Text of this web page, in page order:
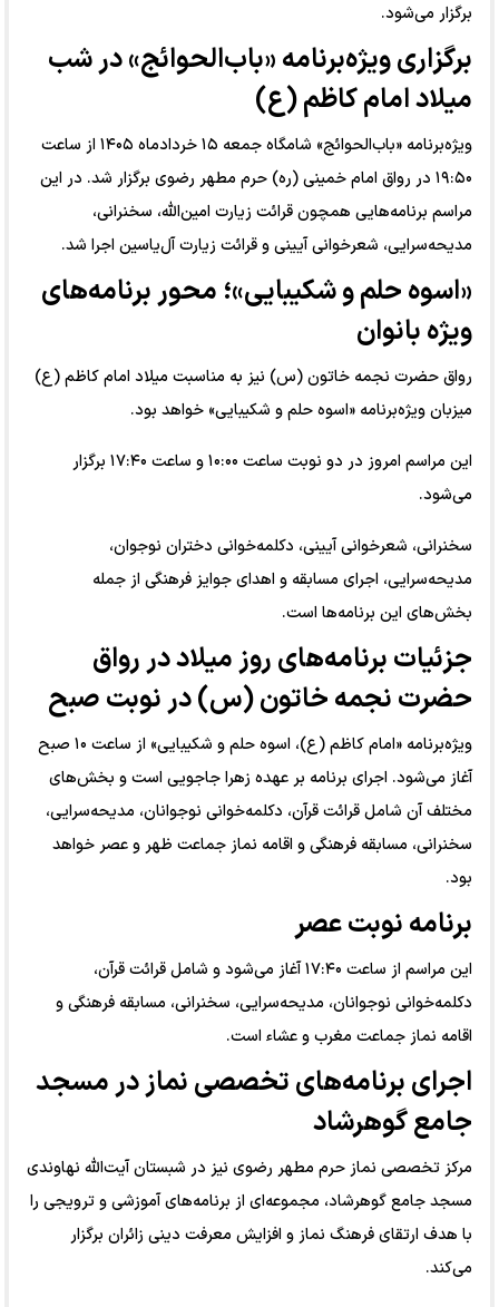
برگزار می‌شود.
برگزاری ویژه‌برنامه «باب‌الحوائج» در شب
میلاد امام کاظم (ع)
ویژه‌برنامه «باب‌الحوائج» شامگاه جمعه ۱۵ خردادماه ۱۴۰۵ از ساعت
۱۹:۵۰ در رواق امام خمینی (ره) حرم مطهر رضوی برگزار شد. در این
مراسم برنامه‌هایی همچون قرائت زیارت امین‌الله، سخنرانی،
مدیحه‌سرایی، شعرخوانی آیینی و قرائت زیارت آل‌یاسین اجرا شد.
«اسوه حلم و شکیبایی»؛ محور برنامه‌های
ویژه بانوان
رواق حضرت نجمه خاتون (س) نیز به مناسبت میلاد امام کاظم (ع)
میزبان ویژه‌برنامه «اسوه حلم و شکیبایی» خواهد بود.
این مراسم امروز در دو نوبت ساعت ۱۰:۰۰ و ساعت ۱۷:۴۰ برگزار
می‌شود.
سخنرانی، شعرخوانی آیینی، دکلمه‌خوانی دختران نوجوان،
مدیحه‌سرایی، اجرای مسابقه و اهدای جوایز فرهنگی از جمله
بخش‌های این برنامه‌ها است.
جزئیات برنامه‌های روز میلاد در رواق
حضرت نجمه خاتون (س) در نوبت صبح
ویژه‌برنامه «امام کاظم (ع)، اسوه حلم و شکیبایی» از ساعت ۱۰ صبح
آغاز می‌شود. اجرای برنامه بر عهده زهرا جاجویی است و بخش‌های
مختلف آن شامل قرائت قرآن، دکلمه‌خوانی نوجوانان، مدیحه‌سرایی،
سخنرانی، مسابقه فرهنگی و اقامه نماز جماعت ظهر و عصر خواهد
بود.
برنامه نوبت عصر
این مراسم از ساعت ۱۷:۴۰ آغاز می‌شود و شامل قرائت قرآن،
دکلمه‌خوانی نوجوانان، مدیحه‌سرایی، سخنرانی، مسابقه فرهنگی و
اقامه نماز جماعت مغرب و عشاء است.
اجرای برنامه‌های تخصصی نماز در مسجد
جامع گوهرشاد
مرکز تخصصی نماز حرم مطهر رضوی نیز در شبستان آیت‌الله نهاوندی
مسجد جامع گوهرشاد، مجموعه‌ای از برنامه‌های آموزشی و ترویجی را
با هدف ارتقای فرهنگ نماز و افزایش معرفت دینی زائران برگزار
می‌کند.